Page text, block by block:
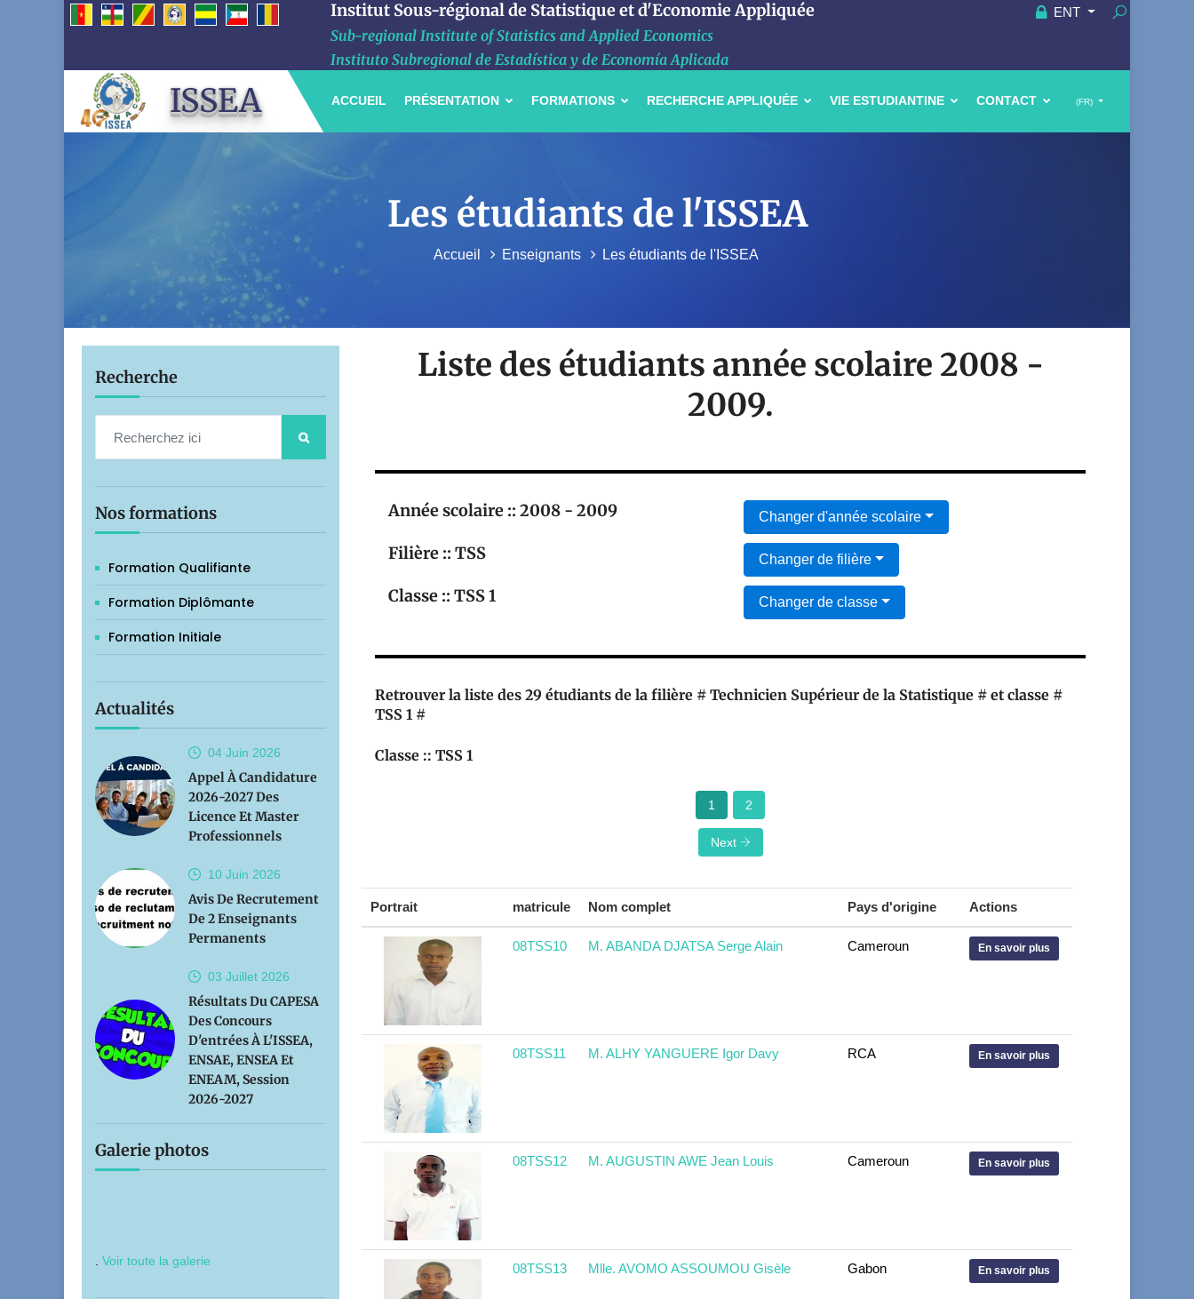
Institut Sous-régional de Statistique et d'Economie Appliquée
Sub-regional Institute of Statistics and Applied Economics
Instituto Subregional de Estadística y de Economía Aplicada
ENT
ISSEA (FR)
ACCUEIL PRÉSENTATION FORMATIONS RECHERCHE APPLIQUÉE VIE ESTUDIANTINE CONTACT
Les étudiants de l'ISSEA
Accueil Enseignants Les étudiants de l'ISSEA
Recherche
Nos formations
Formation Qualifiante
Formation Diplômante
Formation Initiale
Actualités
04 Juin 2026
Appel À Candidature
2026-2027 Des
Licence Et Master
Professionnels
10 Juin 2026
Avis De Recrutement
De 2 Enseignants
Permanents
03 Juillet 2026
Résultats Du CAPESA
Des Concours
D'entrées À L'ISSEA,
ENSAE, ENSEA Et
ENEAM, Session
2026-2027
Galerie photos
Voir toute la galerie
Liste des étudiants année scolaire 2008 -
2009.
Année scolaire :: 2008 - 2009 Changer d'année scolaire
Filière :: TSS Changer de filière
Classe :: TSS 1 Changer de classe
Retrouver la liste des 29 étudiants de la filière # Technicien Supérieur de la Statistique # et classe #
TSS 1 #
Classe :: TSS 1
1 2
Next
Portrait matricule Nom complet Pays d'origine Actions
08TSS10 M. ABANDA DJATSA Serge Alain Cameroun En savoir plus
08TSS11 M. ALHY YANGUERE Igor Davy RCA En savoir plus
08TSS12 M. AUGUSTIN AWE Jean Louis Cameroun En savoir plus
08TSS13 Mlle. AVOMO ASSOUMOU Gisèle Gabon En savoir plus